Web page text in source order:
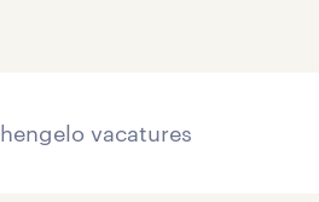
hengelo vacatures